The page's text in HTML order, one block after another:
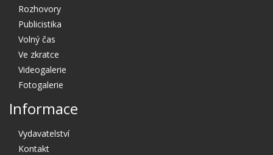
Rozhovory
Publicistika
Volný čas
Ve zkratce
Videogalerie
Fotogalerie
Informace
Vydavatelství
Kontakt